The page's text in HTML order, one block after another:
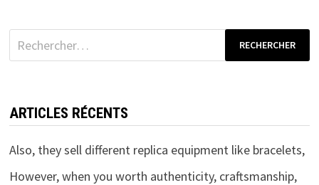
Rechercher :
ARTICLES RÉCENTS
Also, they sell different replica equipment like bracelets,
However, when you worth authenticity, craftsmanship,